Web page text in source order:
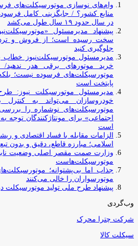
وام‌های نوسازی موتورسیکلت‌های
در سال حدود ۱۹ سال طول می‌کشد
پیشنهاد مدیرمسئول
سخت رسیده است؛ از فروش و تردد
جلوگیری کنید
مدیرمسئول موتورسیکلت‌نیوز خطاب
خرید موتورهای برقی هدر ندهید/
موتورسیکلت‌های فرسوده نیست؛
پایتخت است
مدیرمسئول موتورسیکلت نیوز:
خودروسازان می‌تواند به کنترل
موتورسیکلت‌های نوشماره را
اجتماعی» برای مونتاژکنندگان
است
الزامات مقابله با فساد اقتصادی و
اسلامی؛ مبارزه قاطع، دقیق و بدون
وزارت صمت مقصر اصلی وضعیت
موتورسیکلت‌هاست
جذاب اما بی‌پشتوانه؛
موتورسواران را خالی می‌کنند
پیشنهاد طرح ملی تولید موتورسیکلت
وب‌گردی
شرکت چترا محرک
سیکلت کالا